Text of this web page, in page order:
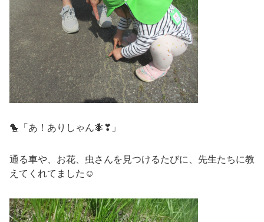
🐤「あ！ありしゃん🐜❣」
通る車や、お花、虫さんを見つけるたびに、先生たちに教
えてくれてました☺️